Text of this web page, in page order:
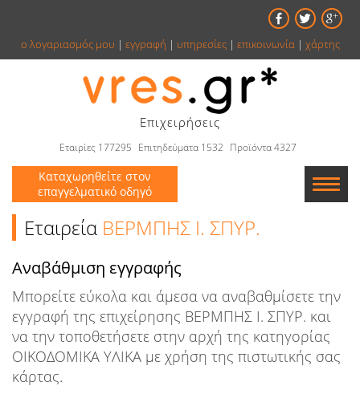
ο λογαριασμός μου | εγγραφή | υπηρεσίες| επικοινωνία| χάρτης
Επιχειρήσεις
Εταιρίες 177295 Επιτηδεύματα 1532 Προϊόντα 4327
Καταχωρηθείτε στον
επαγγελματικό οδηγό
Εταιρείες
Κατάλογος
Αγγελίες
Βιβλία
Ειδήσεις
Εταιρεία ΒΕΡΜΠΗΣ Ι. ΣΠΥΡ.
Αναβάθμιση εγγραφής
Μπορείτε εύκολα και άμεσα να αναβαθμίσετε την
εγγραφή της επιχείρησης ΒΕΡΜΠΗΣ Ι. ΣΠΥΡ. και
να την τοποθετήσετε στην αρχή της κατηγορίας
ΟΙΚΟΔΟΜΙΚΑ ΥΛΙΚΑ με χρήση της πιστωτικής σας
κάρτας.